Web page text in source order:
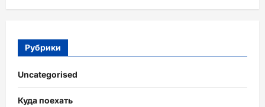
Рубрики
Uncategorised
Куда поехать